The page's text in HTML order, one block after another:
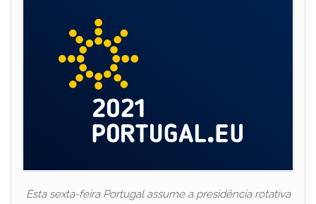
Esta sexta-feira Portugal assume a presidência rotativa